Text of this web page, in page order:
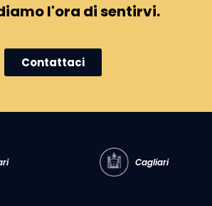
l'ora di sentirvi.
Contattaci
Cagliari